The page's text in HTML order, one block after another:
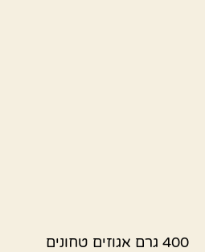
400 גרם אגוזים טחונים